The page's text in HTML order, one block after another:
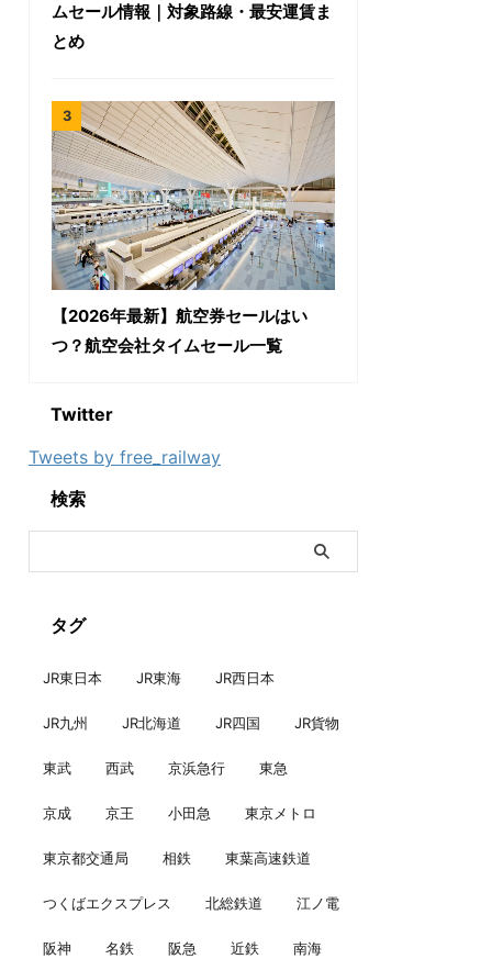
ムセール情報｜対象路線・最安運賃ま
とめ
【2026年最新】航空券セールはい
つ？航空会社タイムセール一覧
Twitter
Tweets by free_railway
検索
タグ
JR東日本 JR東海 JR西日本
JR九州 JR北海道 JR四国 JR貨物
東武 西武 京浜急行 東急
京成 京王 小田急 東京メトロ
東京都交通局 相鉄 東葉高速鉄道
つくばエクスプレス 北総鉄道 江ノ電
阪神 名鉄 阪急 近鉄 南海